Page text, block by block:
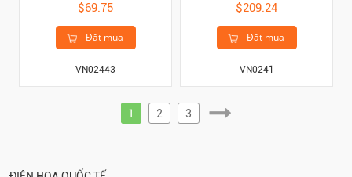
$69.75
Đặt mua
VN02443
$209.24
Đặt mua
VN0241
1 2 3